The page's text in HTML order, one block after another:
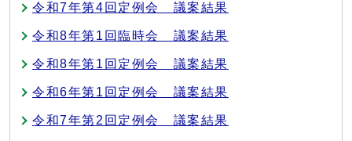
令和7年第4回定例会 議案結果
令和8年第1回臨時会 議案結果
令和8年第1回定例会 議案結果
令和6年第1回定例会 議案結果
令和7年第2回定例会 議案結果